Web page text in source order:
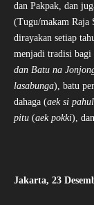
dan Pakpak, dan
(Tugu/makam Raja
dirayakan setiap
menjadi tradisi bagi
dan Batu na
lasabunga), batu
dahaga (aek si
pitu (aek pokki),
Jakarta, 23